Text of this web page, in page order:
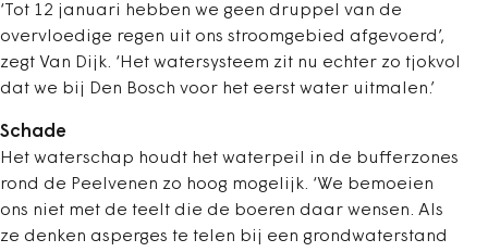
‘Tot 12 januari hebben we geen druppel van de
overvloedige regen uit ons stroomgebied afgevoerd’,
zegt Van Dijk. ‘Het watersysteem zit nu echter zo tjokvol
dat we bij Den Bosch voor het eerst water uitmalen.’
Schade
Het waterschap houdt het waterpeil in de bufferzones
rond de Peelvenen zo hoog mogelijk. ‘We bemoeien
ons niet met de teelt die de boeren daar wensen. Als
ze denken asperges te telen bij een grondwaterstand